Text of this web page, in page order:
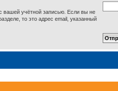
вашей учётной записью. Если вы не
то это адрес email, указанный